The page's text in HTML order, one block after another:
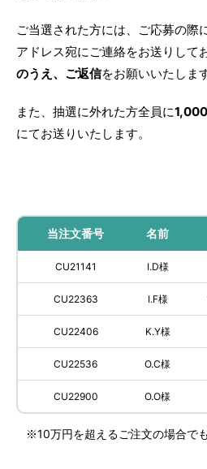
ご当選された方には、ご応募の際
アドレス宛にご連絡をお送りして
のうえ、ご返信をお願いいたします
また、抽選に外れた方全員に
にてお送りいたします。
当注文番号 名前
CU21141 I.D様
CU22363 I.F様
CU22406 K.Y様
CU22536 O.C様
CU22900 O.O様
※10万円を超えるご注文の場合で